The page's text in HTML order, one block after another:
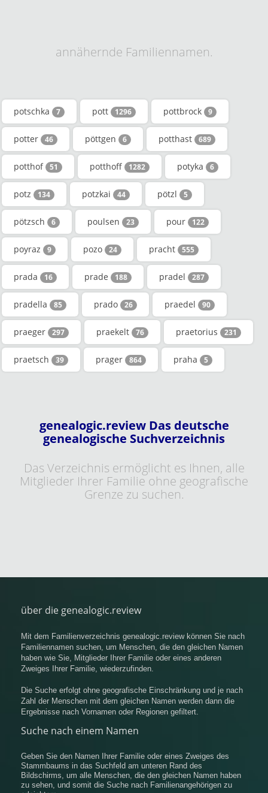
annähernde Familiennamen.
potschka 7 pott 1296 pottbrock 9
potter 46 pöttgen 6 potthast 689
potthof 51 potthoff 1282 potyka 6
potz 134 potzkai 44 pötzl 5
pötzsch 6 poulsen 23 pour 122
poyraz 9 pozo 24 pracht 555
prada 16 prade 188 pradel 287
pradella 85 prado 26 praedel 90
praeger 297 praekelt 76 praetorius 231
praetsch 39 prager 864 praha 5
genealogic.review Das deutsche
genealogische Suchverzeichnis
Das Verzeichnis ermöglicht es Ihnen, alle
Mitglieder Ihrer Familie ohne geografische
Grenze zu suchen.
über die genealogic.review
Mit dem Familienverzeichnis genealogic.review können Sie nach
Familiennamen suchen, um Menschen, die den gleichen Namen
haben wie Sie, Mitglieder Ihrer Familie oder eines anderen
Zweiges Ihrer Familie, wiederzufinden.
Die Suche erfolgt ohne geografische Einschränkung und je nach
Zahl der Menschen mit dem gleichen Namen werden dann die
Ergebnisse nach Vornamen oder Regionen gefiltert.
Suche nach einem Namen
Geben Sie den Namen Ihrer Familie oder eines Zweiges des
Stammbaums in das Suchfeld am unteren Rand des
Bildschirms, um alle Menschen, die den gleichen Namen haben
zu sehen, und somit die Suche nach Familienangehörigen zu